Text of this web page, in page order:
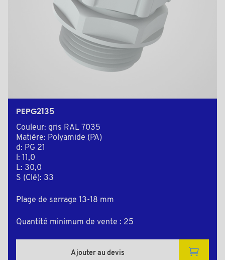
PEPG2135
Couleur: gris RAL 7035
Matière: Polyamide (PA)
d: PG 21
l: 11,0
L: 30,0
S (Clé): 33
Plage de serrage 13-18 mm
Quantité minimum de vente : 25
Ajouter au devis